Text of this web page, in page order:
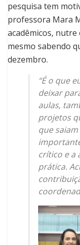
pesquisa tem
professora Mara
acadêmicos,
mesmo sabendo
dezembro.
“É o que
deixar
aulas,
projetos
que
crítico e a
prática.